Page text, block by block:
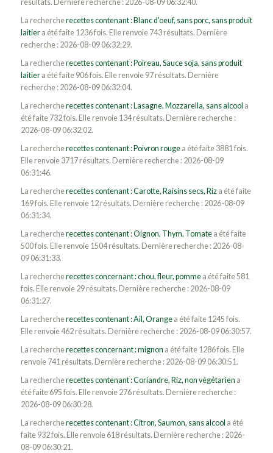
résultats. Dernière recherche : 2026-08-09 06:32:40.
La rechercherecettes contenant : Blanc d'oeuf, sans porc, sans produit
laitiera été faite 1236 fois. Elle renvoie 743 résultats. Dernière
recherche : 2026-08-09 06:32:29.
La rechercherecettes contenant : Poireau, Sauce soja, sans produit
laitiera été faite 906 fois. Elle renvoie 97 résultats. Dernière
recherche : 2026-08-09 06:32:04.
La rechercherecettes contenant : Lasagne, Mozzarella, sans alcool a
été faite 732 fois. Elle renvoie 134 résultats. Dernière recherche :
2026-08-09 06:32:02.
La rechercherecettes contenant : Poivron rougea été faite 3881 fois.
Elle renvoie 3717 résultats. Dernière recherche : 2026-08-09
06:31:46.
La rechercherecettes contenant : Carotte, Raisins secs, Riza été faite
169 fois. Elle renvoie 12 résultats. Dernière recherche : 2026-08-09
06:31:34.
La rechercherecettes contenant : Oignon, Thym, Tomatea été faite
500 fois. Elle renvoie 1504 résultats. Dernière recherche : 2026-08-
09 06:31:33.
La rechercherecettes concernant : chou, fleur, pommea été faite 581
fois. Elle renvoie 29 résultats. Dernière recherche : 2026-08-09
06:31:27.
La rechercherecettes contenant : Ail, Orangea été faite 1245 fois.
Elle renvoie 462 résultats. Dernière recherche : 2026-08-09 06:30:57.
La rechercherecettes concernant : mignon a été faite 1286 fois. Elle
renvoie 741 résultats. Dernière recherche : 2026-08-09 06:30:51.
La rechercherecettes contenant : Coriandre, Riz, non végétarien a
été faite 695 fois. Elle renvoie 276 résultats. Dernière recherche :
2026-08-09 06:30:28.
La rechercherecettes contenant : Citron, Saumon, sans alcool a été
faite 932 fois. Elle renvoie 618 résultats. Dernière recherche : 2026-
08-09 06:30:21.